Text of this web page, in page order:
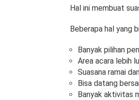
Hal ini membuat
Beberapa hal yang
Banyak pilihan
Area acara lebih
Suasana ramai
Bisa datang
Banyak aktivitas